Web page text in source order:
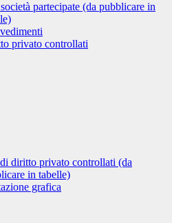
partecipate (da pubblicare in
privato controllati
diritto privato controllati (da
in tabelle)
grafica